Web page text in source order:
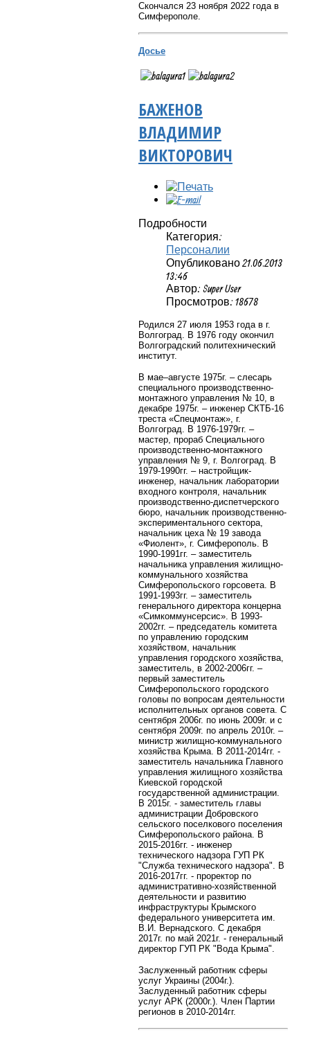
Скончался 23 ноября 2022 года в
Симферополе.
Досье
БАЖЕНОВ
ВЛАДИМИР
ВИКТОРОВИЧ
Подробности
Категория:
Персоналии
Опубликовано 21.06.2013
13:46
Автор: Super User
Просмотров: 18678
Родился 27 июля 1953 года в г.
Волгоград. В 1976 году окончил
Волгоградский политехнический
институт.
В мае–августе 1975г. – слесарь
специального производственно-
монтажного управления № 10, в
декабре 1975г. – инженер СКТБ-16
треста «Спецмонтаж», г.
Волгоград. В 1976-1979гг. –
мастер, прораб Специального
производственно-монтажного
управления № 9, г. Волгоград. В
1979-1990гг. – настройщик-
инженер, начальник лаборатории
входного контроля, начальник
производственно-диспетчерского
бюро, начальник производственно-
экспериментального сектора,
начальник цеха № 19 завода
«Фиолент», г. Симферополь. В
1990-1991гг. – заместитель
начальника управления жилищно-
коммунального хозяйства
Симферопольского горсовета. В
1991-1993гг. – заместитель
генерального директора концерна
«Симкоммунсерсис». В 1993-
2002гг. – председатель комитета
по управлению городским
хозяйством, начальник
управления городского хозяйства,
заместитель, в 2002-2006гг. –
первый заместитель
Симферопольского городского
головы по вопросам деятельности
исполнительных органов совета. С
сентября 2006г. по июнь 2009г. и с
сентября 2009г. по апрель 2010г. –
министр жилищно-коммунального
хозяйства Крыма. В 2011-2014гг. -
заместитель начальника Главного
управления жилищного хозяйства
Киевской городской
государственной администрации.
В 2015г. - заместитель главы
администрации Добровского
сельского поселкового поселения
Симферопольского района. В
2015-2016гг. - инженер
технического надзора ГУП РК
"Служба технического надзора". В
2016-2017гг. - проректор по
административно-хозяйственной
деятельности и развитию
инфраструктуры Крымского
федерального университета им.
В.И. Вернадского. С декабря
2017г. по май 2021г. - генеральный
директор ГУП РК "Вода Крыма".
Заслуженный работник сферы
услуг Украины (2004г.).
Заслуденный работник сферы
услуг АРК (2000г.). Член Партии
регионов в 2010-2014гг.